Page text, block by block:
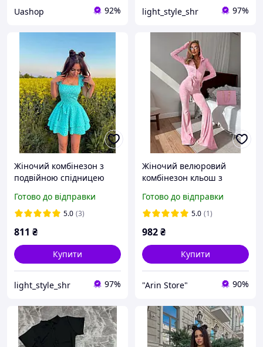
Uashop 92% light_style_shr 97%
Жіночий комбінезон з
подвійною спідницею
Готово до відправки
5.0 (3)
811 ₴
Купити
light_style_shr 97%
Жіночий велюровий
комбінезон кльош з
Готово до відправки
5.0 (1)
982₴
Купити
"Arin Store" 90%